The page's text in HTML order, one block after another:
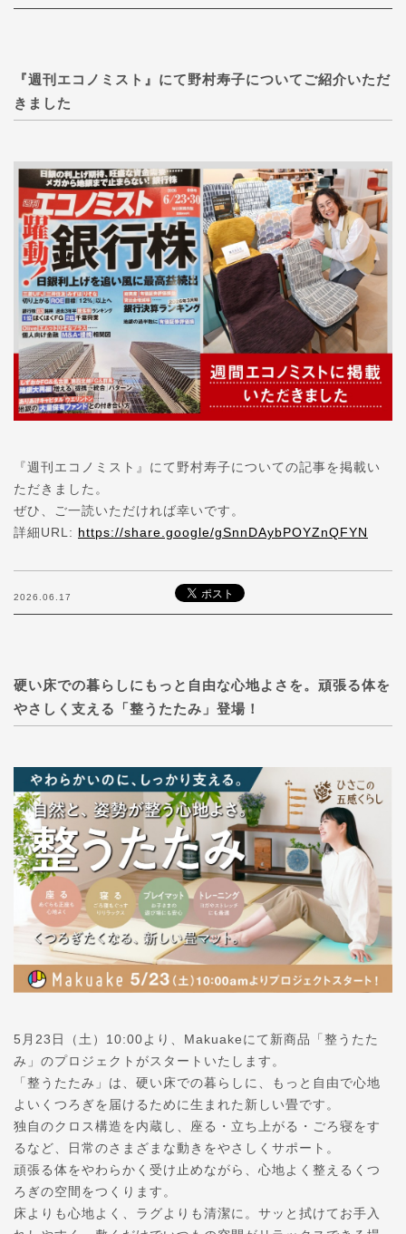
『週刊エコノミスト』にて野村寿子についてご紹介いただ
きました
『週刊エコノミスト』にて野村寿子についての記事を掲載い
ただきました。
ぜひ、ご一読いただければ幸いです。
詳細URL: https://share.google/gSnnDAybPOYZnQFYN
2026.06.17
硬い床での暮らしにもっと自由な心地よさを。頑張る体を
やさしく支える「整うたたみ」登場！
5月23日（土）10:00より、Makuakeにて新商品「整うたた
み」のプロジェクトがスタートいたします。
「整うたたみ」は、硬い床での暮らしに、もっと自由で心地
よいくつろぎを届けるために生まれた新しい畳です。
独自のクロス構造を内蔵し、座る・立ち上がる・ごろ寝をす
るなど、日常のさまざまな動きをやさしくサポート。
頑張る体をやわらかく受け止めながら、心地よく整えるくつ
ろぎの空間をつくります。
床よりも心地よく、ラグよりも清潔に。サッと拭けてお手入